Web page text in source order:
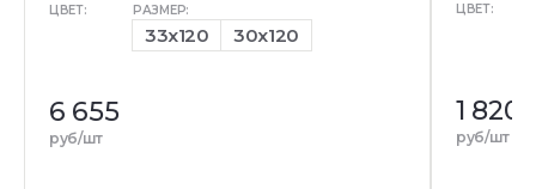
ЦВЕТ: РАЗМЕР:
33x120 30x120
6 655
руб/шт
ЦВЕТ:
1 820
руб/шт